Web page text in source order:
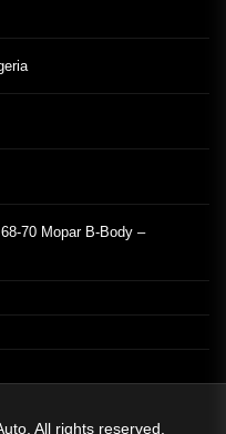
70 Mopar B-Body –
All rights reserved.